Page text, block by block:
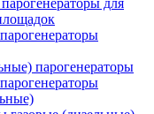
для
парогенераторы